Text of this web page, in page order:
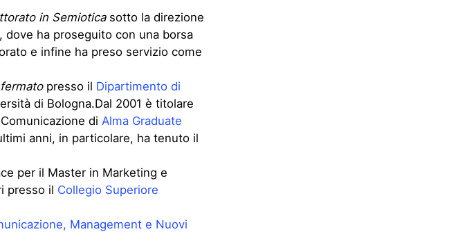
in Semioticasotto la direzione
dove ha proseguito con una borsa
e infine ha preso servizio come
presso il Dipartimento di
di Bologna.Dal 2001 è titolare
di Alma Graduate
anni, in particolare, ha tenuto il
per il Master in Marketing e
presso il Collegio Superiore
Management e Nuovi